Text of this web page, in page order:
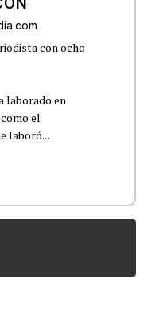
con ocho
laborado en
el
laboró...